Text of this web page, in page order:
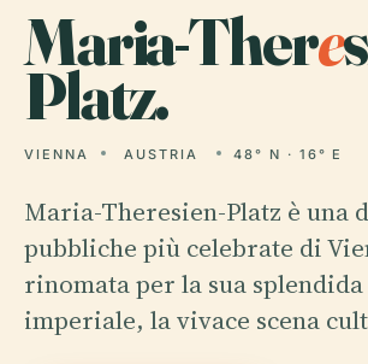
Maria-There
Platz.
VIENNA AUSTRIA 48° N · 16° E
Maria-Theresien-Platz è una
pubbliche più celebrate di
rinomata per la sua
imperiale, la vivace scena